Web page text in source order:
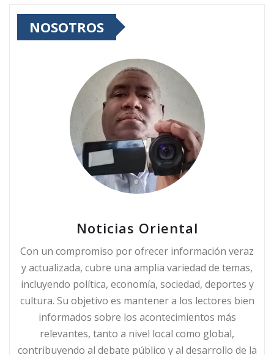
NOSOTROS
Noticias Oriental
Con un compromiso por ofrecer información veraz
y actualizada, cubre una amplia variedad de temas,
incluyendo política, economía, sociedad, deportes y
cultura. Su objetivo es mantener a los lectores bien
informados sobre los acontecimientos más
relevantes, tanto a nivel local como global,
contribuyendo al debate público y al desarrollo de la